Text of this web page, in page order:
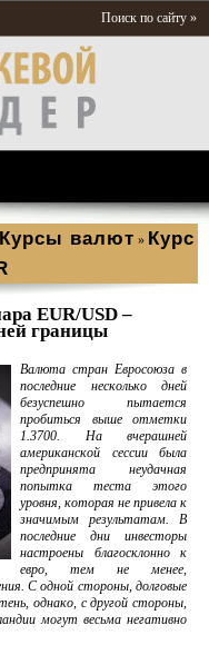
Поиск по сайту »
Курсы валют » Курс
ЕUR/USD –
границы
Валюта стран Евросоюза в
последние несколько дней
безуспешно пытается
пробиться выше отметки
1.3700. На вчерашней
американской сессии была
предпринята неудачная
попытка теста этого
уровня, которая не привела к
значимым результатам. В
последние дни инвесторы
настроены благосклонно к
евро, тем не менее,
С одной стороны, долговые
однако, с другой стороны,
могут весьма негативно